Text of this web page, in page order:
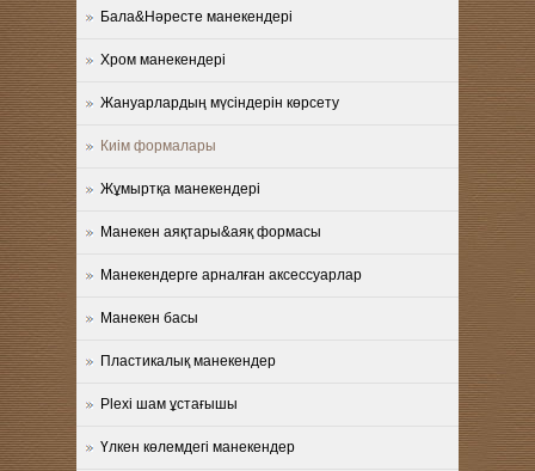
Бала&Нәресте манекендері
Хром манекендері
Жануарлардың мүсіндерін көрсету
Киім формалары
Жұмыртқа манекендері
Манекен аяқтары&аяқ формасы
Манекендерге арналған аксессуарлар
Манекен басы
Пластикалық манекендер
Plexi шам ұстағышы
Үлкен көлемдегі манекендер